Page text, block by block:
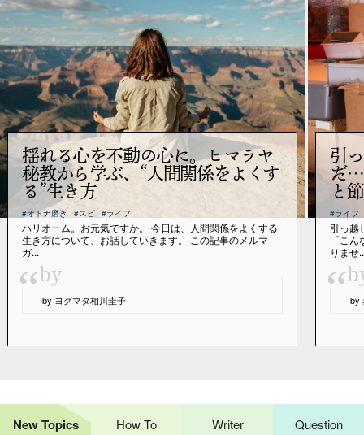
揺れる心を不動の心に。ヒマラヤ
秘教から学ぶ、“人間関係をよくす
る”生き方
#オトナ磨き #スピ #ライフ
ハリオーム。お元気ですか。 今日は、人間関係をよくする
生き方について、お話していきます。 この記事のメルマ
ガ...
“by
by ヨグマタ相川圭子
引
だ…
と
#ライフ
引っ越
「こ
りませ
“ by
New Topics How To Writer Question